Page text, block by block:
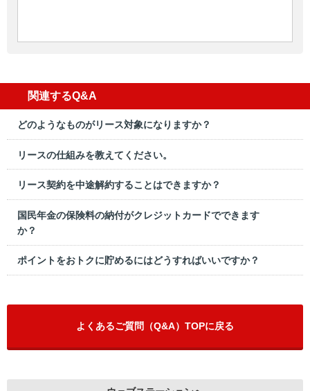
関連するQ&A
どのようなものがリース対象になりますか？
リースの仕組みを教えてください。
リース契約を中途解約することはできますか？
国民年金の保険料の納付がクレジットカードでできます
か？
ポイントをおトクに貯めるにはどうすればいいですか？
よくあるご質問（Q&A）TOPに戻る